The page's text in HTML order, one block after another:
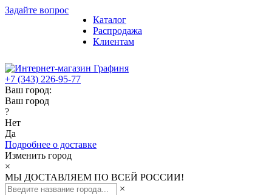
Задайте вопрос
Каталог
Распродажа
Клиентам
+7 (343) 226-95-77
Ваш город:
Ваш город
?
Нет
Да
Подробнее о доставке
Изменить город
×
МЫ ДОСТАВЛЯЕМ ПО ВСЕЙ РОССИИ!
×